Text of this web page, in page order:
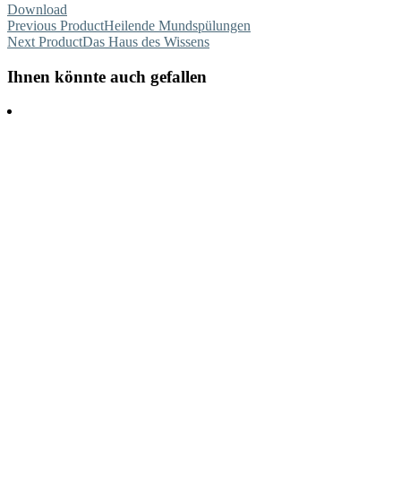
Download
Previous ProductHeilende Mundspülungen
Next ProductDas Haus des Wissens
Ihnen könnte auch gefallen